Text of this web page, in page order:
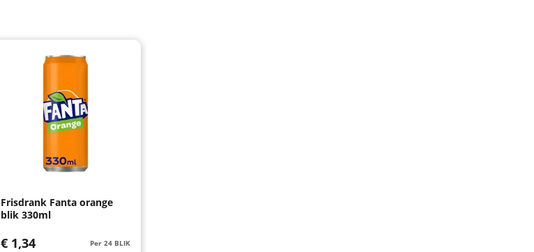
Frisdrank Fanta orange
blik 330ml
Per 24 BLIK
€ 1,34